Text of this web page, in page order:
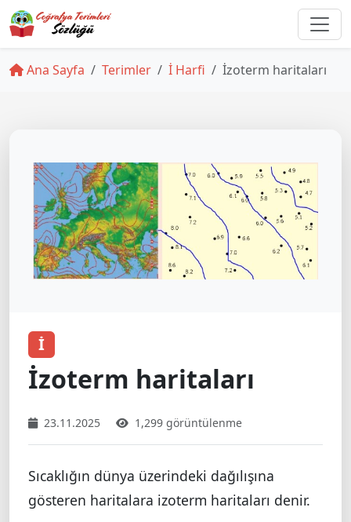
Ana Sayfa Terimler İ Harfi İzoterm haritaları
İ
İzoterm haritaları
23.11.2025 1,299 görüntülenme
Sıcaklığın dünya üzerindeki dağılışına
gösteren haritalara izoterm haritaları denir.